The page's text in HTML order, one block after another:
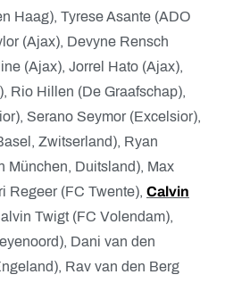
Haag), Tyrese Asante (ADO
(Ajax), Devyne Rensch
(Ajax), Jorrel Hato (Ajax),
Rio Hillen (De Graafschap),
Serano Seymor (Excelsior),
Zwitserland), Ryan
München, Duitsland), Max
Regeer (FC Twente), Calvin
Twigt (FC Volendam),
Dani van den
Rav van den Berg